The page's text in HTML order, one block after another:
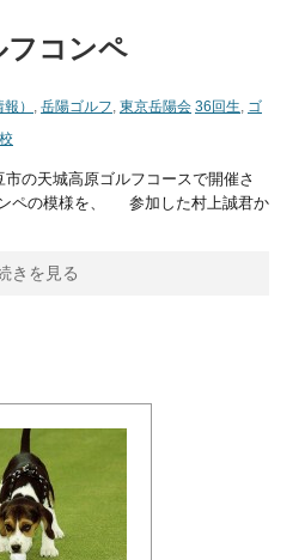
フコンペ
） , 岳陽ゴルフ, 東京岳陽会 36回生, ゴ
の天城高原ゴルフコースで開催さ
ペの模様を、 参加した村上誠君か
きを見る